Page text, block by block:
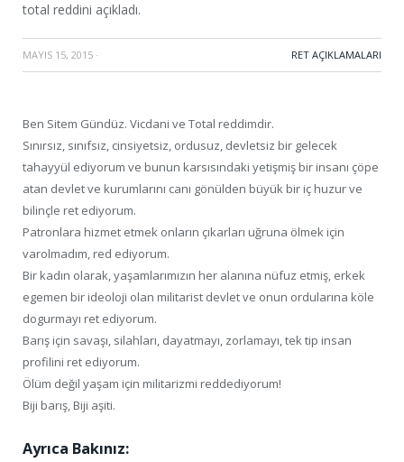
total reddini açıkladı.
MAYIS 15, 2015 · RET AÇIKLAMALARI
Ben Sitem Gündüz. Vicdani ve Total reddimdir.
Sınırsız, sınıfsız, cinsiyetsiz, ordusuz, devletsiz bir gelecek
tahayyül ediyorum ve bunun karsısındaki yetişmiş bir insanı çöpe
atan devlet ve kurumlarını canı gönülden büyük bir iç huzur ve
bilinçle ret ediyorum.
Patronlara hizmet etmek onların çıkarları uğruna ölmek için
varolmadım, red ediyorum.
Bir kadın olarak, yaşamlarımızın her alanına nüfuz etmiş, erkek
egemen bir ideoloji olan militarist devlet ve onun ordularına köle
dogurmayı ret ediyorum.
Barış için savaşı, silahları, dayatmayı, zorlamayı, tek tip insan
profilini ret ediyorum.
Ölüm değil yaşam için militarizmi reddediyorum!
Biji barış, Biji aşiti.
Ayrıca Bakınız: